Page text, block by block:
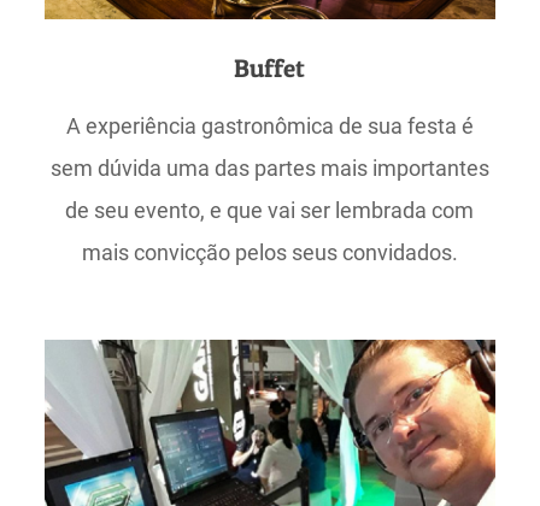
Buffet
A experiência gastronômica de sua festa é
sem dúvida uma das partes mais importantes
de seu evento, e que vai ser lembrada com
mais convicção pelos seus convidados.